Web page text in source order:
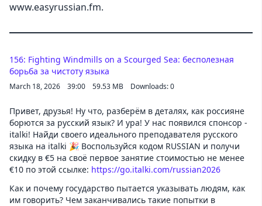
www.easyrussian.fm.
156: Fighting Windmills on a Scourged Sea: бесполезная
борьба за чистоту языка
March 18, 2026 39:00 59.53 MB Downloads: 0
Привет, друзья! Ну что, разберём в деталях, как россияне
борются за русский язык? И ура! У нас появился спонсор -
italki! Найди своего идеального преподавателя русского
языка на italki 🎉 Воспользуйся кодом RUSSIAN и получи
скидку в €5 на своё первое занятие стоимостью не менее
€10 по этой ссылке: https://go.italki.com/russian2026
Как и почему государство пытается указывать людям, как
им говорить? Чем заканчивались такие попытки в